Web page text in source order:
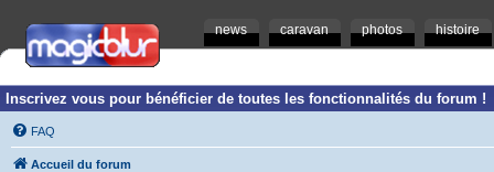
news caravan photos histoire
Inscrivez vous pour bénéficier de toutes les fonctionnalités du forum !
FAQ
Accueil du forum